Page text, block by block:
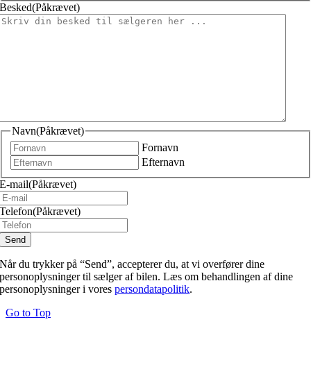
Besked(Påkrævet)
Navn(Påkrævet)
Fornavn
Efternavn
E-mail(Påkrævet)
Telefon(Påkrævet)
Når du trykker på “Send”, accepterer du, at vi overfører dine
personoplysninger til sælger af bilen. Læs om behandlingen af dine
personoplysninger i vorespersondatapolitik.
Go to Top